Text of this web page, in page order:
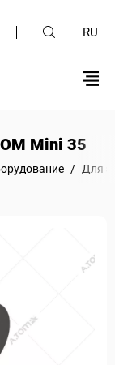
RU
Mini 35
/ Для